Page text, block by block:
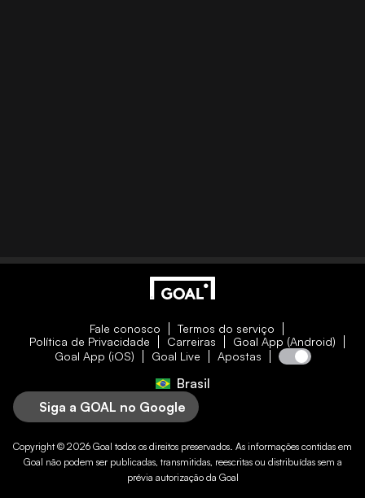
Fale conosco
Termos do serviço
Política de Privacidade
Carreiras
Goal App (Android)
Goal App (iOS)
Goal Live Apostas
Brasil
Siga a GOAL no Google
Copyright © 2026 Goal todos os direitos preservados. As informações contidas em
Goal não podem ser publicadas, transmitidas, reescritas ou distribuídas sem a
prévia autorização da Goal